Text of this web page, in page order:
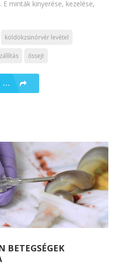
E minták kinyerése, kezelése,
köldökzsinórvér levétel
őssejt
...
BETEGSÉGEK